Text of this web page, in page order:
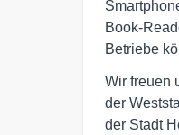
Book-
Betriebe
Wir freuen
der
der Stadt